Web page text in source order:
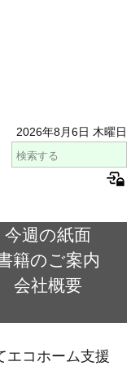
2026年8月6日 木曜日
今週の紙面
籍のご案内
会社概要
エコホーム支援